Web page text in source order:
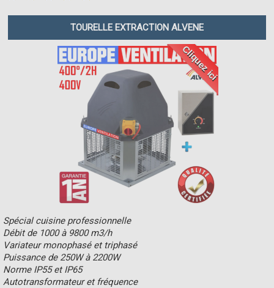
TOURELLE EXTRACTION ALVENE
Cliquez ici
Spécial cuisine professionnelle
Débit de 1000 à 9800 m3/h
Variateur monophasé et triphasé
Puissance de 250W à 2200W
Norme IP55 et IP65
Autotransformateur et fréquence